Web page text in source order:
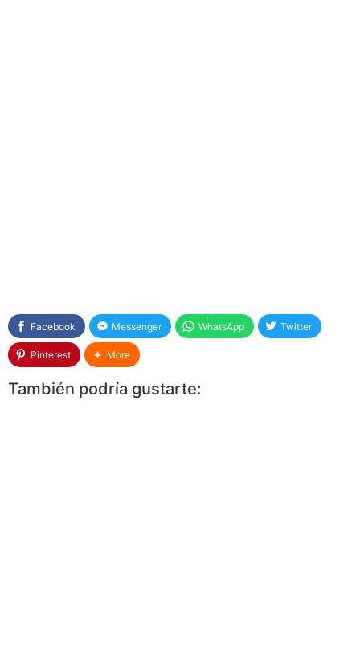
Facebook Messenger WhatsApp Twitter
Pinterest More
También podría gustarte: